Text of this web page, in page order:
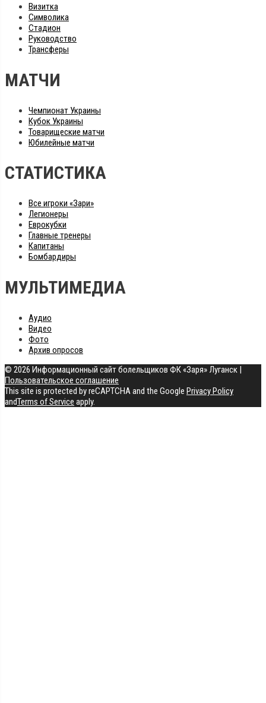
Визитка
Символика
Стадион
Руководство
Трансферы
МАТЧИ
Чемпионат Украины
Кубок Украины
Товарищеские матчи
Юбилейные матчи
СТАТИСТИКА
Все игроки «Зари»
Легионеры
Еврокубки
Главные тренеры
Капитаны
Бомбардиры
МУЛЬТИМЕДИА
Аудио
Видео
Фото
Архив опросов
© 2026 Информационный сайт болельщиков ФК «Заря» Луганск |
Пользовательское соглашение
This site is protected by reCAPTCHA and the Google Privacy Policy
andTerms of Service apply.